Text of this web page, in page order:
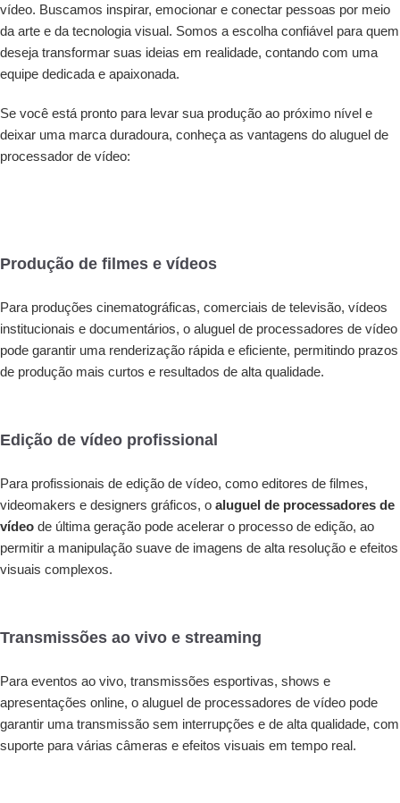
vídeo. Buscamos inspirar, emocionar e conectar pessoas por meio
da arte e da tecnologia visual. Somos a escolha confiável para quem
deseja transformar suas ideias em realidade, contando com uma
equipe dedicada e apaixonada.
Se você está pronto para levar sua produção ao próximo nível e
deixar uma marca duradoura, conheça as vantagens do aluguel de
processador de vídeo:
Produção de filmes e vídeos
Para produções cinematográficas, comerciais de televisão, vídeos
institucionais e documentários, o aluguel de processadores de vídeo
pode garantir uma renderização rápida e eficiente, permitindo prazos
de produção mais curtos e resultados de alta qualidade.
Edição de vídeo profissional
Para profissionais de edição de vídeo, como editores de filmes,
videomakers e designers gráficos, o aluguel de processadores de
vídeo de última geração pode acelerar o processo de edição, ao
permitir a manipulação suave de imagens de alta resolução e efeitos
visuais complexos.
Transmissões ao vivo e streaming
Para eventos ao vivo, transmissões esportivas, shows e
apresentações online, o aluguel de processadores de vídeo pode
garantir uma transmissão sem interrupções e de alta qualidade, com
suporte para várias câmeras e efeitos visuais em tempo real.